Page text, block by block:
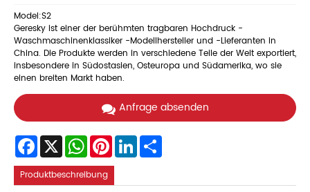
Model:S2
Geresky ist einer der berühmten tragbaren Hochdruck -
Waschmaschinenklassiker -Modellhersteller und -Lieferanten in
China. Die Produkte werden in verschiedene Teile der Welt exportiert,
insbesondere in Südostasien, Osteuropa und Südamerika, wo sie
einen breiten Markt haben.
Anfrage absenden
Facebook
X WhatsAppPinterestLinkedIn
Produktbeschreibung